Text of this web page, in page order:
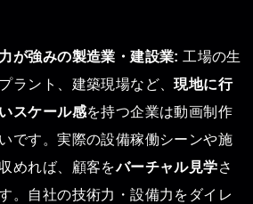
が強みの製造業・建設業: 工場の生
ラント、建築現場など、現地に行
スケール感を持つ企業は動画制作
です。実際の設備稼働シーンや施
めれば、顧客をバーチャル見学さ
。自社の技術力・設備力をダイレ